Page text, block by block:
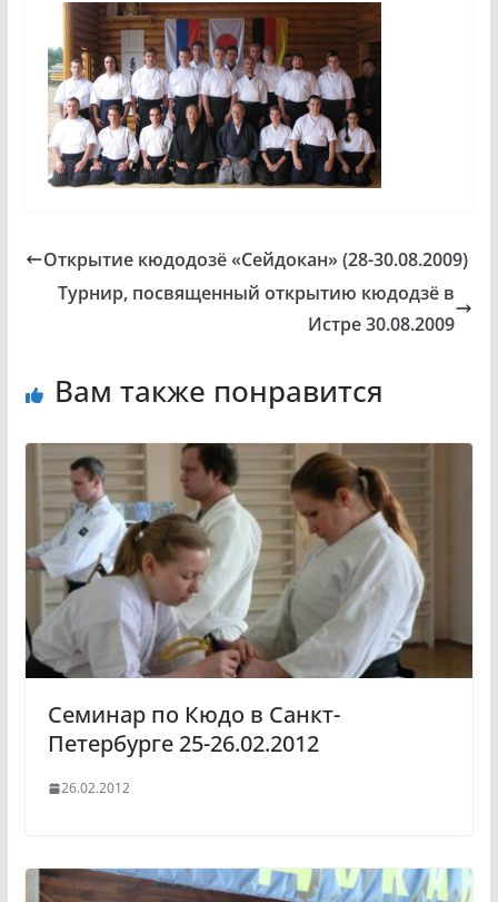
Открытие кюдодозё «Сейдокан» (28-30.08.2009)
Турнир, посвященный открытию кюдодзё в
Истре 30.08.2009
Вам также понравится
Семинар по Кюдо в Санкт-
Петербурге 25-26.02.2012
26.02.2012